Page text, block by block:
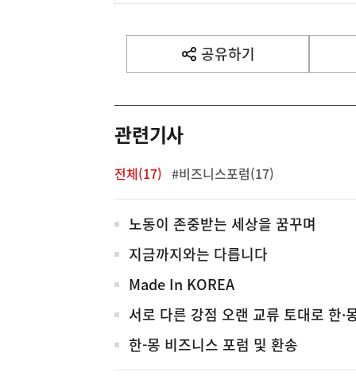
공유하기
열
기
관련기사
전체(17) #비즈니스포럼(17)
전
체
노동이 존중받는 세상을 꿈꾸며
지금까지와는 다릅니다
Made In KOREA
서로 다른 강점 오랜 교류 토대로 한·
한-몽 비즈니스 포럼 및 환송